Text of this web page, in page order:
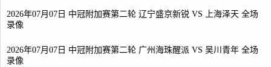
2026年07月07日 中冠附加赛第二轮 辽宁盛京新锐 VS 上海泽天 全场
录像
2026年07月07日 中冠附加赛第二轮 广州海珠醒派 VS 吴川青年 全场
录像